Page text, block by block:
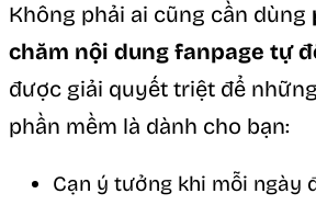
Không phải ai cũng cần dùng
chăm nội dung fanpage tự
được giải quyết triệt để
phần mềm là dành cho bạn:
Cạn ý tưởng khi mỗi ngày